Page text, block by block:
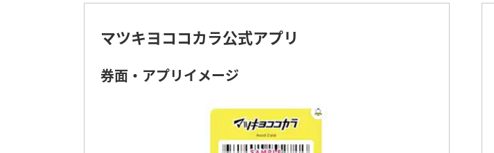
マツキヨココカラ公式アプリ
券面・アプリイメージ